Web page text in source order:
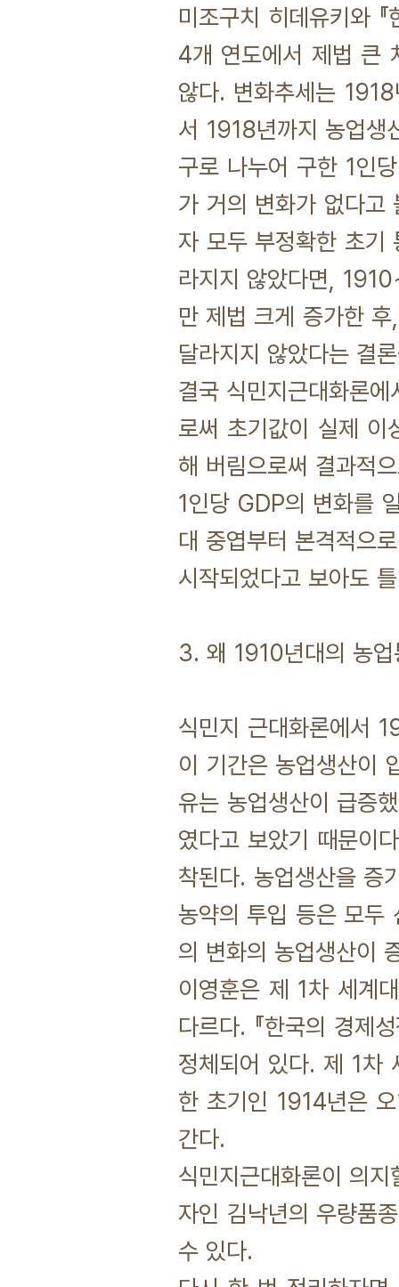
미조구치 히데유키와
4개 연도에서 제법 큰
않다. 변화추세는
서 1918년까지 농업생
구로 나누어 구한 1인
가 거의 변화가 없다고
자 모두 부정확한 초기
라지지 않았다면,
만 제법 크게 증가한
달라지지 않았다는 결
결국 식민지근대화론
로써 초기값이 실제 이
해 버림으로써 결과적
1인당 GDP의 변화를
대 중엽부터 본격적으
시작되었다고 보아도
3. 왜 1910년대의 농
식민지 근대화론에서
이 기간은 농업생산이
유는 농업생산이 급증
였다고 보았기 때문이
착된다. 농업생산을 증
농약의 투입 등은 모
의 변화의 농업생산이
이영훈은 제 1차 세계
다르다. 『한국의 경제
정체되어 있다. 제 1차
한 초기인 1914년은
간다.
식민지근대화론이 의
자인 김낙년의 우량품
수 있다.